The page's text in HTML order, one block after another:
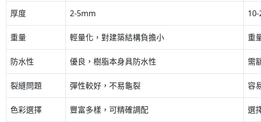
厚度 2-5mm
重量 輕量化，對建築結構負擔小 重
防水性 優良，樹脂本身具防水性 需
裂縫問題 彈性較好，不易龜裂 容
色彩選擇 豐富多樣，可精確調配 選